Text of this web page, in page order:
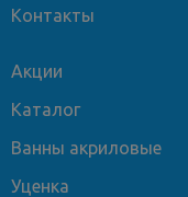
Контакты
Акции
Каталог
Ванны акриловые
Уценка